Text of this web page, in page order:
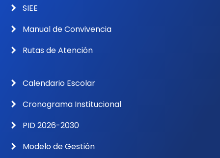
SIEE
Manual de Convivencia
Rutas de Atención
Calendario Escolar
Cronograma Institucional
PID 2026-2030
Modelo de Gestión